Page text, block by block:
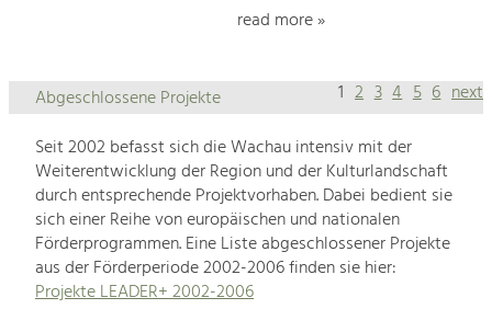
read more »
1 2 3 4 5 6 next
Abgeschlossene Projekte
Seit 2002 befasst sich die Wachau intensiv mit der
Weiterentwicklung der Region und der Kulturlandschaft
durch entsprechende Projektvorhaben. Dabei bedient sie
sich einer Reihe von europäischen und nationalen
Förderprogrammen. Eine Liste abgeschlossener Projekte
aus der Förderperiode 2002-2006 finden sie hier:
Projekte LEADER+ 2002-2006